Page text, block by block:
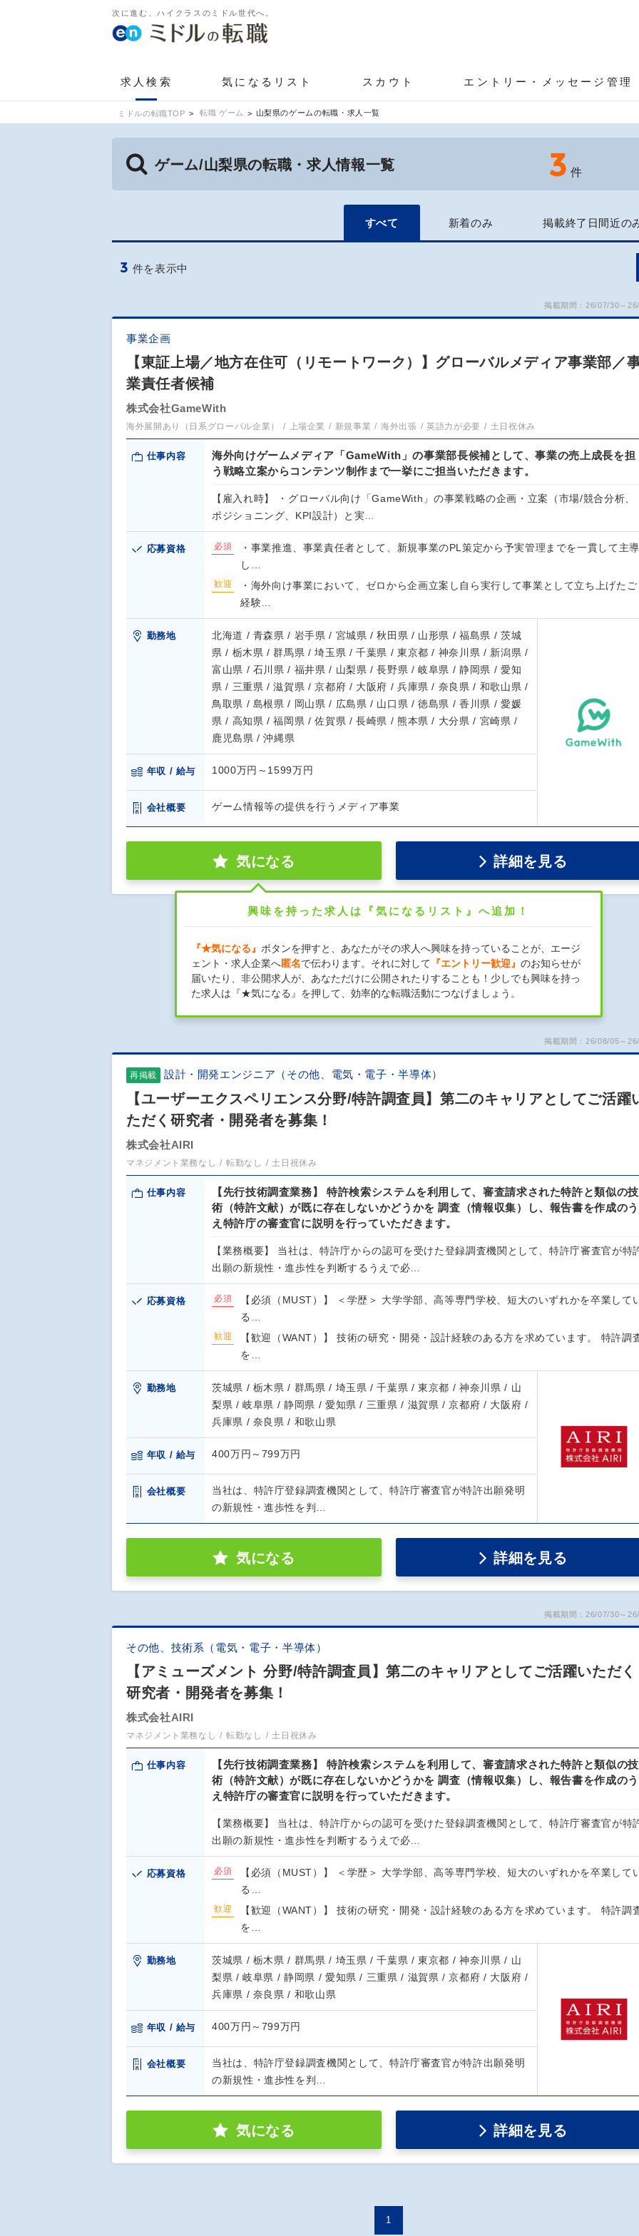
次に進む、ハイクラスのミドル世代へ。
求人検索 気になるリスト スカウト エントリー・メッセージ管理
ミドルの転職TOP 転職 ゲーム 山梨県のゲームの転職・求人一覧
ゲーム/山梨県の転職・求人情報一覧 3 件
すべて 新着のみ 掲載終了日間近の
3 件を表示中
掲載期間：26/07/30～
事業企画
【東証上場／地方在住可（リモートワーク）】グローバルメディア事業部／
業責任者候補
株式会社GameWith
海外展開あり（日系グローバル企業） 上場企業 新規事業 海外出張 英語力が必要 土日祝休み
仕事内容
海外向けゲームメディア「GameWith」の事業部長候補として、事業の売上成長を担
う戦略立案からコンテンツ制作まで一挙にご担当いただきます。
【雇入れ時】 ・グローバル向け「GameWith」の事業戦略の企画・立案（市場/競合分析、
ポジショニング、KPI設計）と実…
応募資格 必須
・事業推進、事業責任者として、新規事業のPL策定から予実管理までを一貫して主導
し…
歓迎
・海外向け事業において、ゼロから企画立案し自ら実行して事業として立ち上げたご
経験…
勤務地
北海道 / 青森県 / 岩手県 / 宮城県 / 秋田県 / 山形県 / 福島県 / 茨城
県 / 栃木県 / 群馬県 / 埼玉県 / 千葉県 / 東京都 / 神奈川県 / 新潟県 /
富山県 / 石川県 / 福井県 / 山梨県 / 長野県 / 岐阜県 / 静岡県 / 愛知
県 / 三重県 / 滋賀県 / 京都府 / 大阪府 / 兵庫県 / 奈良県 / 和歌山県 /
鳥取県 / 島根県 / 岡山県 / 広島県 / 山口県 / 徳島県 / 香川県 / 愛媛
県 / 高知県 / 福岡県 / 佐賀県 / 長崎県 / 熊本県 / 大分県 / 宮崎県 /
鹿児島県 / 沖縄県
年収 / 給与 1000万円～1599万円
会社概要 ゲーム情報等の提供を行うメディア事業
気になる 詳細を見る
興味を持った求人は『気になるリスト』へ追加！
『★気になる』 ボタンを押すと、あなたがその求人へ興味を持っていることが、エージ
ェント・求人企業へ匿名で伝わります。それに対して 『エントリー歓迎』 のお知らせが
届いたり、非公開求人が、あなただけに公開されたりすることも！少しでも興味を持っ
た求人は『★気になる』を押して、効率的な転職活動につなげましょう。
掲載期間：26/08/05～
再掲載 設計・開発エンジニア（その他、電気・電子・半導体）
【ユーザーエクスペリエンス分野/特許調査員】第二のキャリアとしてご活躍
ただく研究者・開発者を募集！
株式会社AIRI
マネジメント業務なし 転勤なし 土日祝休み
仕事内容
【先行技術調査業務】 特許検索システムを利用して、審査請求された特許と類似の技
術（特許文献）が既に存在しないかどうかを 調査（情報収集）し、報告書を作成のう
え特許庁の審査官に説明を行っていただきます。
【業務概要】 当社は、特許庁からの認可を受けた登録調査機関として、特許庁審査官が特
出願の新規性・進歩性を判断するうえで必…
応募資格 必須
【必須（MUST）】 ＜学歴＞ 大学学部、高等専門学校、短大のいずれかを卒業して
る…
歓迎
【歓迎（WANT）】 技術の研究・開発・設計経験のある方を求めています。 特許調
を…
勤務地
茨城県 / 栃木県 / 群馬県 / 埼玉県 / 千葉県 / 東京都 / 神奈川県 / 山
梨県 / 岐阜県 / 静岡県 / 愛知県 / 三重県 / 滋賀県 / 京都府 / 大阪府 /
兵庫県 / 奈良県 / 和歌山県
年収 / 給与 400万円～799万円
会社概要
当社は、特許庁登録調査機関として、特許庁審査官が特許出願発明
の新規性・進歩性を判…
気になる 詳細を見る
掲載期間：26/07/30～
その他、技術系（電気・電子・半導体）
【アミューズメント 分野/特許調査員】第二のキャリアとしてご活躍いただく
研究者・開発者を募集！
株式会社AIRI
マネジメント業務なし 転勤なし 土日祝休み
仕事内容
【先行技術調査業務】 特許検索システムを利用して、審査請求された特許と類似の技
術（特許文献）が既に存在しないかどうかを 調査（情報収集）し、報告書を作成のう
え特許庁の審査官に説明を行っていただきます。
【業務概要】 当社は、特許庁からの認可を受けた登録調査機関として、特許庁審査官が特
出願の新規性・進歩性を判断するうえで必…
応募資格 必須
【必須（MUST）】 ＜学歴＞ 大学学部、高等専門学校、短大のいずれかを卒業して
る…
歓迎
【歓迎（WANT）】 技術の研究・開発・設計経験のある方を求めています。 特許調
を…
勤務地
茨城県 / 栃木県 / 群馬県 / 埼玉県 / 千葉県 / 東京都 / 神奈川県 / 山
梨県 / 岐阜県 / 静岡県 / 愛知県 / 三重県 / 滋賀県 / 京都府 / 大阪府 /
兵庫県 / 奈良県 / 和歌山県
年収 / 給与 400万円～799万円
会社概要
当社は、特許庁登録調査機関として、特許庁審査官が特許出願発明
の新規性・進歩性を判…
気になる 詳細を見る
1